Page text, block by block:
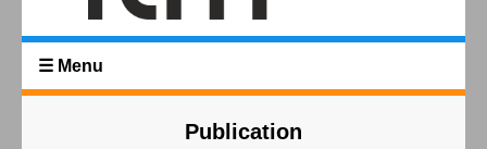
☰ Menu
Publication